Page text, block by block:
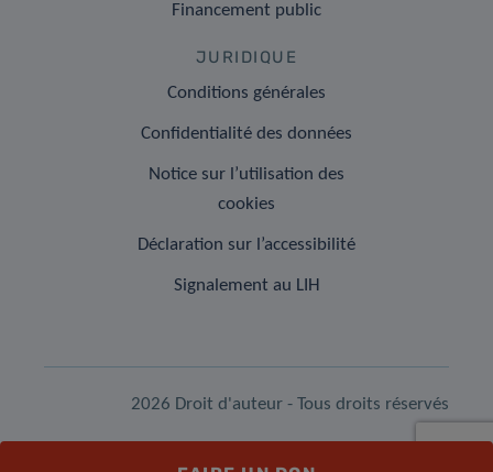
Financement public
JURIDIQUE
Conditions générales
Confidentialité des données
Notice sur l’utilisation des
cookies
Déclaration sur l’accessibilité
Signalement au LIH
2026 Droit d'auteur - Tous droits réservés